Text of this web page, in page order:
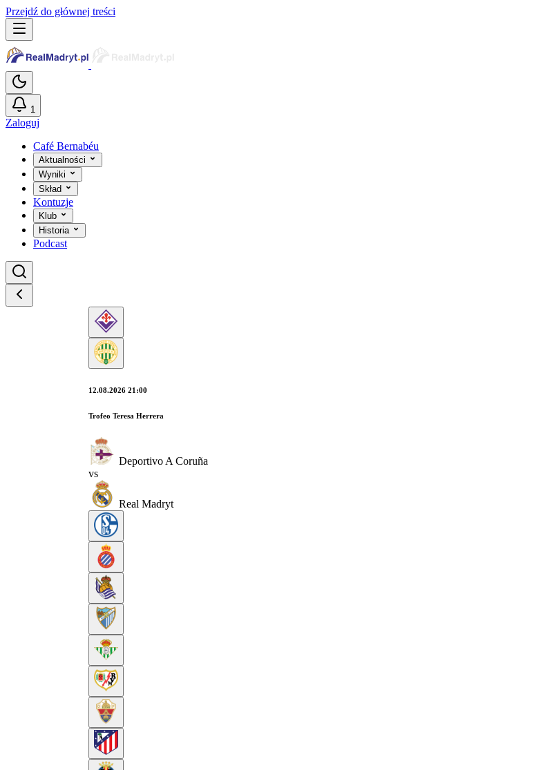
Przejdź do głównej treści
1
Zaloguj
Café Bernabéu
Aktualności
Wyniki
Skład
Kontuzje
Klub
Historia
Podcast
12.08.2026 21:00
Trofeo Teresa Herrera
Deportivo A Coruña
vs
Real Madryt